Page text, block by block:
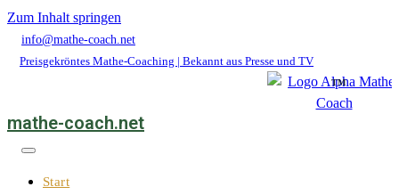
Zum Inhalt springen
info@mathe-coach.net
Preisgekröntes Mathe-Coaching | Bekannt aus Presse und TV
mathe-coach.net
Start